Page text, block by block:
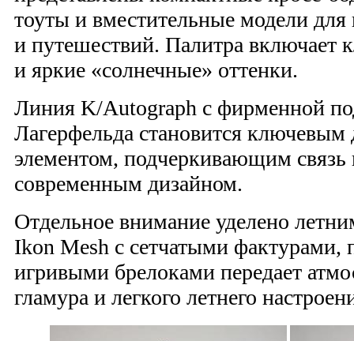
тоуты и вместительные модели
и путешествий. Палитра включает
и яркие «солнечные» оттенки.
Линия K/Autograph с фирменной
Лагерфельда становится
элементом, подчеркивающим связь
современным дизайном.
Отдельное внимание уделено
Ikon Mesh с сетчатыми фактурами,
игривыми брелоками передает
гламура и легкого летнего